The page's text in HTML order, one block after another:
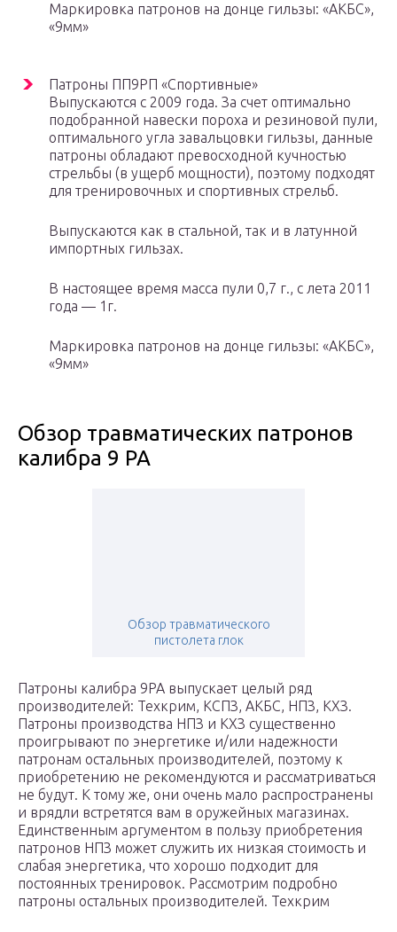
Маркировка патронов на донце гильзы: «АКБС»,
«9мм»
Патроны ПП9РП «Спортивные»
Выпускаются с 2009 года. За счет оптимально
подобранной навески пороха и резиновой пули,
оптимального угла завальцовки гильзы, данные
патроны обладают превосходной кучностью
стрельбы (в ущерб мощности), поэтому подходят
для тренировочных и спортивных стрельб.
Выпускаются как в стальной, так и в латунной
импортных гильзах.
В настоящее время масса пули 0,7 г., с лета 2011
года — 1г.
Маркировка патронов на донце гильзы: «АКБС»,
«9мм»
Обзор травматических патронов
калибра 9 РА
Обзор травматического
пистолета глок
Патроны калибра 9РА выпускает целый ряд
производителей: Техкрим, КСПЗ, АКБС, НПЗ, КХЗ.
Патроны производства НПЗ и КХЗ существенно
проигрывают по энергетике и/или надежности
патронам остальных производителей, поэтому к
приобретению не рекомендуются и рассматриваться
не будут. К тому же, они очень мало распространены
и врядли встретятся вам в оружейных магазинах.
Единственным аргументом в пользу приобретения
патронов НПЗ может служить их низкая стоимость и
слабая энергетика, что хорошо подходит для
постоянных тренировок. Рассмотрим подробно
патроны остальных производителей. Техкрим